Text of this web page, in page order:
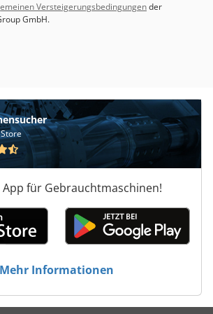
Versteigerungsbedingungender
GmbH.
für Gebrauchtmaschinen!
Mehr Informationen